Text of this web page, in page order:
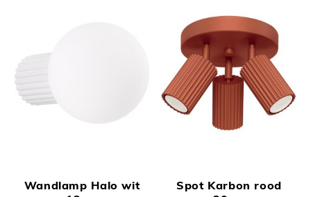
Wandlamp Halo wit
Spot Karbon rood